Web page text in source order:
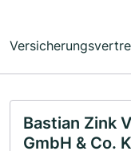
Bastian Zink
GmbH & Co.